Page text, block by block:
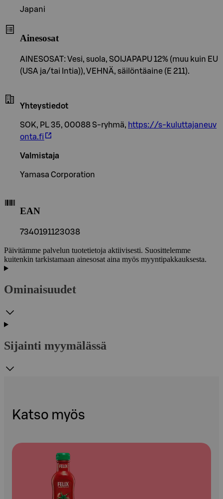
Japani
Ainesosat
AINESOSAT: Vesi, suola, SOIJAPAPU 12% (muu kuin EU
(USA ja/tai Intia)), VEHNÄ, säilöntäaine (E 211).
Yhteystiedot
SOK, PL 35, 00088 S-ryhmä, https://s-kuluttajaneuv
onta.fi
Valmistaja
Yamasa Corporation
EAN
7340191123038
Päivitämme palvelun tuotetietoja aktiivisesti. Suosittelemme
kuitenkin tarkistamaan ainesosat aina myös myyntipakkauksesta.
Ominaisuudet
Sijainti myymälässä
Katso myös